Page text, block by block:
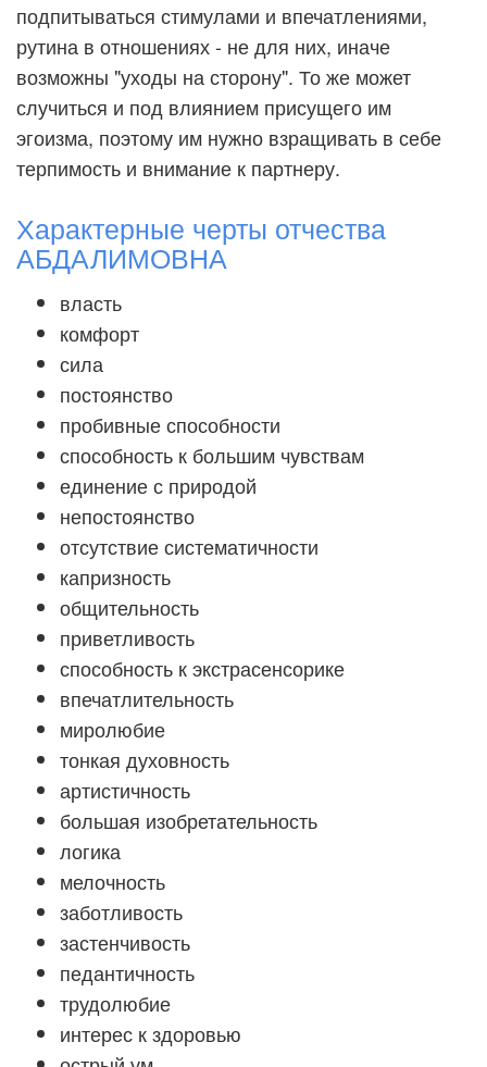
подпитываться стимулами и впечатлениями,
рутина в отношениях - не для них, иначе
возможны "уходы на сторону". То же может
случиться и под влиянием присущего им
эгоизма, поэтому им нужно взращивать в себе
терпимость и внимание к партнеру.
Характерные черты отчества
АБДАЛИМОВНА
власть
комфорт
сила
постоянство
пробивные способности
способность к большим чувствам
единение с природой
непостоянство
отсутствие систематичности
капризность
общительность
приветливость
способность к экстрасенсорике
впечатлительность
миролюбие
тонкая духовность
артистичность
большая изобретательность
логика
мелочность
заботливость
застенчивость
педантичность
трудолюбие
интерес к здоровью